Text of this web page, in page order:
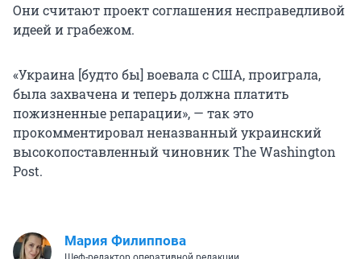
Они считают проект соглашения несправедливой
идеей и грабежом.
«Украина [будто бы] воевала с США, проиграла,
была захвачена и теперь должна платить
пожизненные репарации», — так это
прокомментировал неназванный украинский
высокопоставленный чиновник The Washington
Post.
Мария Филиппова